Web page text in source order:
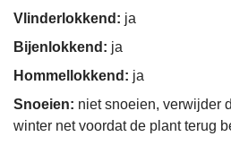
Vlinderlokkend: ja
Bijenlokkend: ja
Hommellokkend: ja
Snoeien: niet snoeien, verwijder
winter net voordat de plant terug